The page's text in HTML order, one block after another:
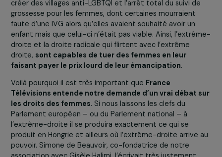
engagement qui change les choses. Ce sontl’inaction,
l’attentisme et la résignation contre lesquels il faut
lutter. Donc il FAUT aller voter aux élections
Et militer est aussi important.
Pensez-vous que cette refonte législative
constitue une réponse suffisante pour faire
aux mouvements anti-droits déployés à
Europe actuellement ?
C’est maintenant que ça se joue,c’est maintenant
les gens peuvent aller voter pour savoir quelle